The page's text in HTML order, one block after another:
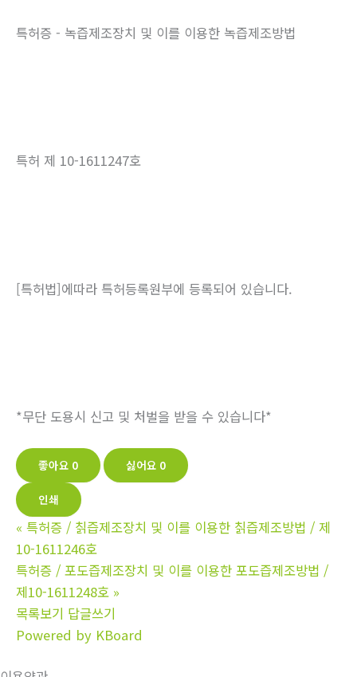
특허증 - 녹즙제조장치 및 이를 이용한 녹즙제조방법
특허 제 10-1611247호
[특허법]에따라 특허등록원부에 등록되어 있습니다.
*무단 도용시 신고 및 처벌을 받을 수 있습니다*
좋아요 0 싫어요 0
인쇄
« 특허증 / 칡즙제조장치 및 이를 이용한 칡즙제조방법 / 제
10-1611246호
특허증 / 포도즙제조장치 및 이를 이용한 포도즙제조방법 /
제10-1611248호 »
목록보기 답글쓰기
Powered by KBoard